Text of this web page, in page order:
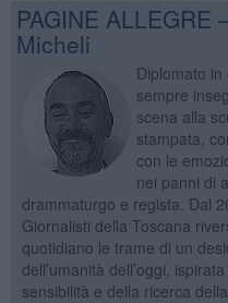
PAGINE
Micheli
Diplomato
sempre
scena alla
stampata,
con le
nei panni di
drammaturgo e regista. Dal
Giornalisti della Toscana
quotidiano le trame di un
dell’umanità dell’oggi,
sensibilità e della ricerca